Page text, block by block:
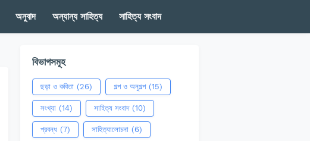
অনুবাদ অন্যান্য সাহিত্য সাহিত্য সংবাদ
বিভাগসমূহ
ছড়া ও কবিতা (26) গল্প ও অনুগল্প (15)
সংখ্যা (14) সাহিত্য সংবাদ (10)
প্রবন্ধ (7) সাহিত্যালোচনা (6)